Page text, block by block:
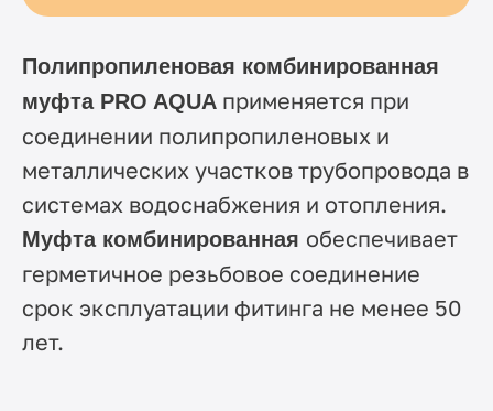
Полипропиленовая комбинированная
муфта PRO AQUA применяется при
соединении полипропиленовых и
металлических участков трубопровода в
системах водоснабжения и отопления.
Муфта комбинированная обеспечивает
герметичное резьбовое соединение
срок эксплуатации фитинга не менее 50
лет.